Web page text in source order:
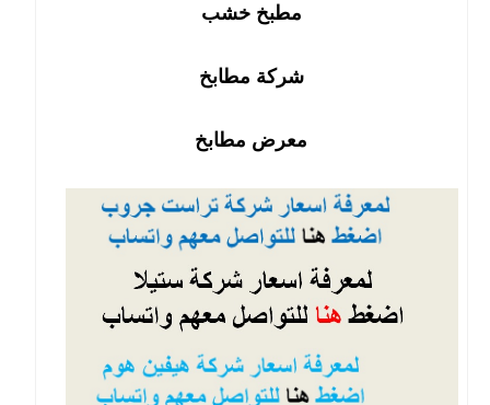
مطبخ خشب
شركة مطابخ
معرض مطابخ